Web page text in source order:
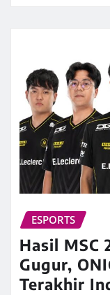
ESPORTS
Hasil MSC
Gugur,
Terakhir